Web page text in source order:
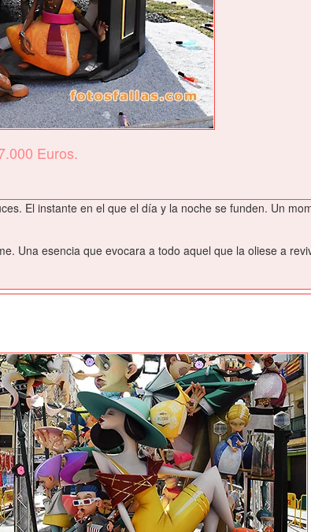
Euros.
El instante en el que el día y la noche se funden. Un
Una esencia que evocara a todo aquel que la oliese a